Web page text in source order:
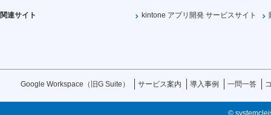
関連サイト kintone アプリ開発 サービスサイト
Google Workspace（旧G Suite） サービス案内 導入事例 一問一答
©